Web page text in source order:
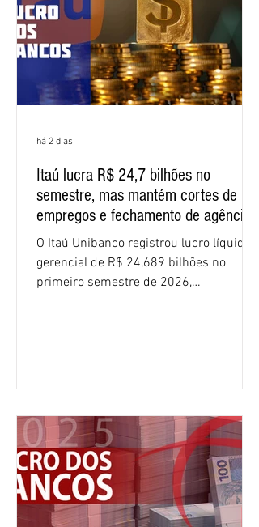
apresente uma proposta c
Itaú lucra R$ 24,7 bilhões no
semestre, mas mantém cortes de
empregos e fechamento de agências
O Itaú Unibanco registrou lucro líquido
gerencial de R$ 24,689 bilhões no
primeiro semestre de 2026,
patrimônio líquido médio anualizado
(ROE), no Brasil, chegou a 26% no
semestre, avanço de 2,1 pontos
percentuais em 12 meses. Apesar dos
resultados expressivos, o banco conti
há 2 dias